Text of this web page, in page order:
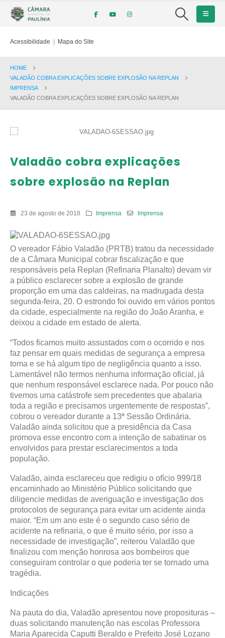
Acessibilidade | Mapa do Site
HOME
VALADÃO COBRA EXPLICAÇÕES SOBRE EXPLOSÃO NA REPLAN
IMPRENSA
VALADÃO COBRA EXPLICAÇÕES SOBRE EXPLOSÃO NA REPLAN
Valadão cobra explicações
sobre explosão na Replan
23 de agosto de 2018 Imprensa Imprensa
O vereador Fábio Valadão (PRTB) tratou da necessidade
de a Câmara Municipal cobrar fiscalização e que
responsáveis pela Replan (Refinaria Planalto) devam vir
a público esclarecer sobre a explosão de grande
proporção em uma das caldeiras, na madrugada desta
segunda-feira, 20. O estrondo foi ouvido em vários pontos
da cidade, especialmente na região do João Aranha, e
deixou a cidade em estado de alerta.
“Todos ficamos muito assustados com o ocorrido e nos
faz pensar em quais medidas de segurança a empresa
toma e se há algum tipo de negligência quanto a isso.
Lamentável não termos nenhuma informação oficial, já
que nenhum responsável esclarece nada. Por pouco não
tivemos uma catástrofe sem precedentes que abalaria
toda a região e precisamos urgentemente de respostas”,
cobrou o vereador durante a 13ª Sessão Ordinária.
Valadão ainda solicitou que a presidência da Casa
promova esse encontro com a intenção de sabatinar os
envolvidos para prestar esclarecimentos a toda
população.
Valadão, ainda esclareceu que redigiu o ofício 999/18
encaminhado ao Ministério Público solicitando que
diligencie medidas de averiguação e investigação dos
protocolos de segurança para evitar um acidente ainda
maior. “Em um ano este é o segundo caso sério de
acidente na refinaria, o que é muito sério, por isso a
necessidade de investigação”, reiterou Valadão que
finalizou com menção honrosa aos bombeiros que
conseguiram controlar o que poderia ter se tornado uma
tragédia.
Indicações
Na pauta do dia, Valadão apresentou nove proposituras –
duas solicitando manutenção nas escolas Professora
Maria Aparecida Caputti Beraldo e Prefeito José Lozano